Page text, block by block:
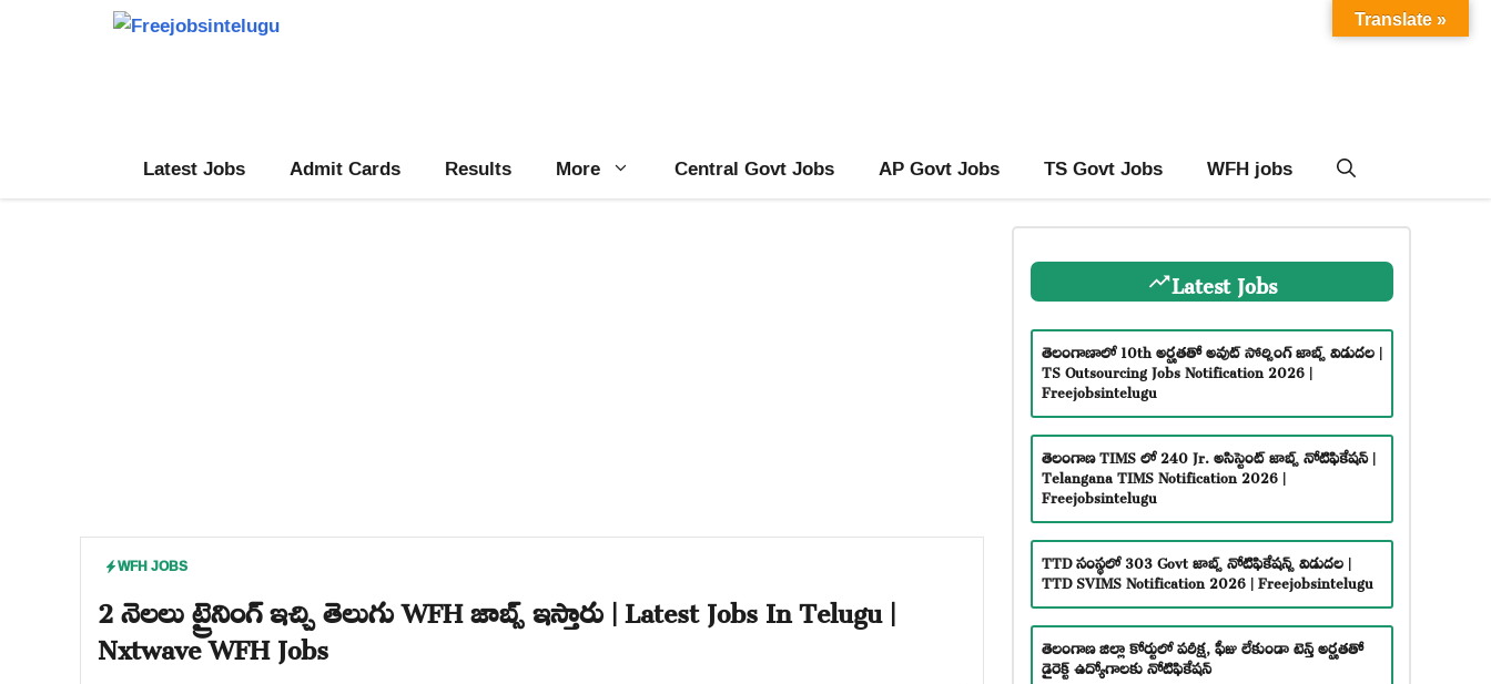
Latest Jobs Admit Cards Results More Central Govt Jobs AP Govt Jobs TS Govt Jobs WFH jobs
WFH JOBS
2 నెలలు ట్రైనింగ్ ఇచ్చి తెలుగు WFH జాబ్స్ ఇస్తారు | Latest Jobs In Telugu |
Nxtwave WFH Jobs
Latest Jobs
తెలంగాణాలో 10th అర్హతతో అవుట్ సోర్సింగ్ జాబ్స్ విడుదల |
TS Outsourcing Jobs Notification 2026 |
Freejobsintelugu
తెలంగాణ TIMS లో 240 Jr. అసిస్టెంట్ జాబ్స్ నోటిఫికేషన్ |
Telangana TIMS Notification 2026 |
Freejobsintelugu
TTD సంస్థలో 303 Govt జాబ్స్ నోటిఫికేషన్స్ విడుదల |
TTD SVIMS Notification 2026 | Freejobsintelugu
తెలంగాణ జిల్లా కోర్టులో పరీక్ష, ఫీజు లేకుండా టెన్త్ అర్హతతో
డైరెక్ట్ ఉద్యోగాలకు నోటిఫికేషన్
Translate »